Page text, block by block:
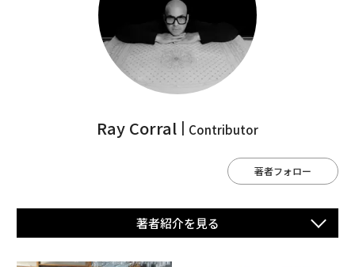
Ray Corral Contributor
著者フォロー
著者紹介を⾒る